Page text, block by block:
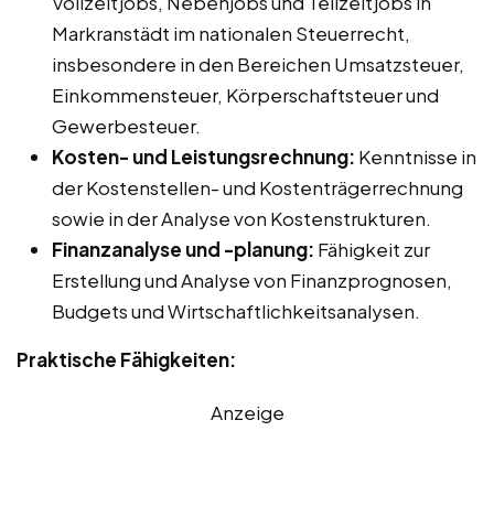
Markranstädt im nationalen Steuerrecht,
insbesondere in den Bereichen Umsatzsteuer,
Einkommensteuer, Körperschaftsteuer und
Gewerbesteuer.
Kosten- und Leistungsrechnung: Kenntnisse in
der Kostenstellen- und Kostenträgerrechnung
sowie in der Analyse von Kostenstrukturen.
Finanzanalyse und -planung: Fähigkeit zur
Erstellung und Analyse von Finanzprognosen,
Budgets und Wirtschaftlichkeitsanalysen.
Praktische Fähigkeiten:
Anzeige